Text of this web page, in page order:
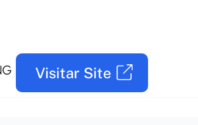
Visitar Site